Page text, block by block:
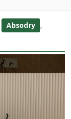
Absodry ,